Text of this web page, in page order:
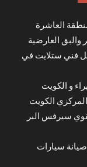
العارضية
فني ستلايت في
و الكويت
الكويت
سيرفس البر
سيارات